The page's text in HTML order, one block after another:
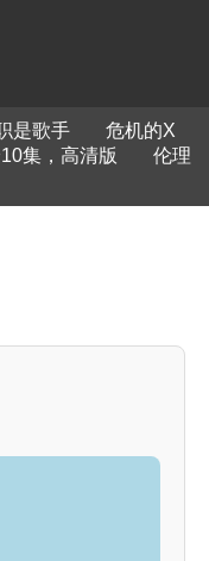
是歌手
危机的X
集，高清版
伦理